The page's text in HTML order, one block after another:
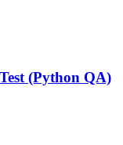
(Python QA)